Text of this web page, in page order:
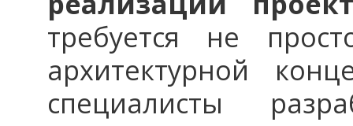
требуется не
архитектурной
специалисты